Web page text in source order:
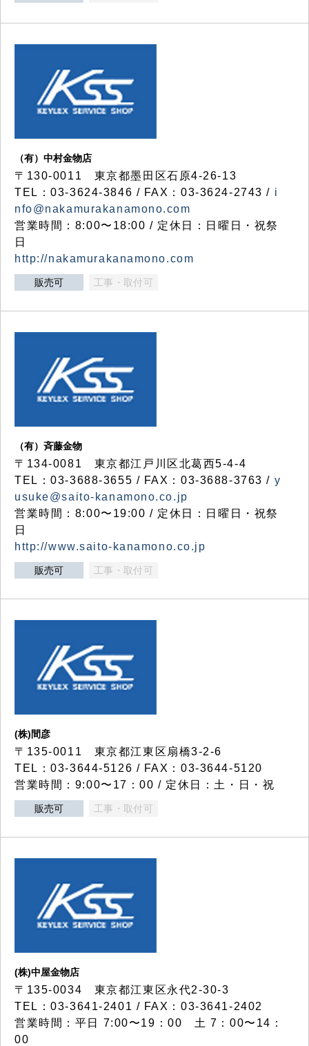
（有）中村金物店
〒130-0011 東京都墨田区石原4-26-13
TEL：03-3624-3846 / FAX：03-3624-2743 / i
nfo@nakamurakanamono.com
営業時間：8:00〜18:00 / 定休日：日曜日・祝祭
日
http://nakamurakanamono.com
販売可 工事・取付可
（有）斉藤金物
〒134-0081 東京都江戸川区北葛西5-4-4
TEL：03-3688-3655 / FAX：03-3688-3763 / y
usuke@saito-kanamono.co.jp
営業時間：8:00〜19:00 / 定休日：日曜日・祝祭
日
http://www.saito-kanamono.co.jp
販売可 工事・取付可
(株)間彦
〒135-0011 東京都江東区扇橋3-2-6
TEL：03-3644-5126 / FAX：03-3644-5120
営業時間：9:00〜17：00 / 定休日：土・日・祝
販売可 工事・取付可
(株)中屋金物店
〒135-0034 東京都江東区永代2-30-3
TEL：03-3641-2401 / FAX：03-3641-2402
営業時間：平日 7:00〜19：00 土 7：00〜14：
00